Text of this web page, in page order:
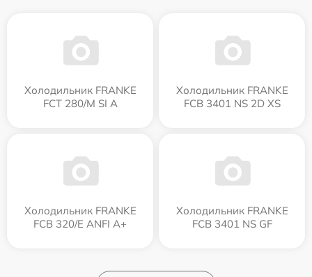
Холодильник FRANKE
FCT 280/M SI A
Холодильник FRANKE
FCB 3401 NS 2D XS
Холодильник FRANKE
FCB 320/E ANFI A+
Холодильник FRANKE
FCB 3401 NS GF